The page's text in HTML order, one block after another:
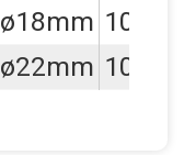
ø18mm 10
ø22mm 10